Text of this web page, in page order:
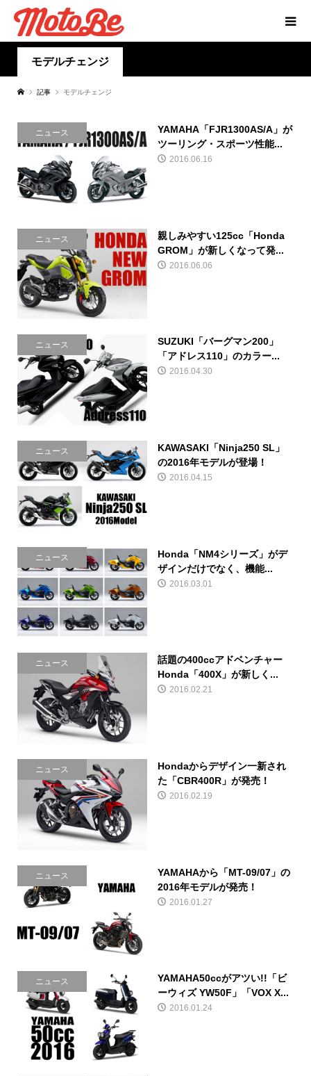
モデルチェンジ
記事 モデルチェンジ
ニュース
YAMAHA「FJR1300AS/A」が
ツーリング・スポーツ性能...
2016.06.16
ニュース
親しみやすい125cc「Honda
GROM」が新しくなって発...
2016.06.06
ニュース
SUZUKI「バーグマン200」
「アドレス110」のカラー...
2016.04.30
ニュース
KAWASAKI「Ninja250 SL」
の2016年モデルが登場！
2016.04.15
ニュース
Honda「NM4シリーズ」がデ
ザインだけでなく、機能...
2016.03.01
ニュース
話題の400ccアドベンチャー
Honda「400X」が新しく...
2016.02.21
ニュース
Hondaからデザイン一新され
た「CBR400R」が発売！
2016.02.19
ニュース
YAMAHAから「MT-09/07」の
2016年モデルが発売！
2016.01.27
ニュース
YAMAHA50ccがアツい!!「ビ
ーウィズ YW50F」「VOX X...
2016.01.24